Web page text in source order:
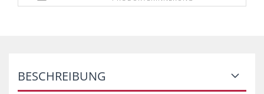
BESCHREIBUNG